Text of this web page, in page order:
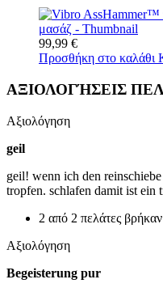
99,99 €
Προσθήκη στο καλάθι
ΑΞΙΟΛΟΓΉΣΕΙΣ
Αξιολόγηση
geil
geil! wenn ich den
tropfen. schlafen damit ist ein
2 από 2 πελάτες
Αξιολόγηση
Begeisterung pur